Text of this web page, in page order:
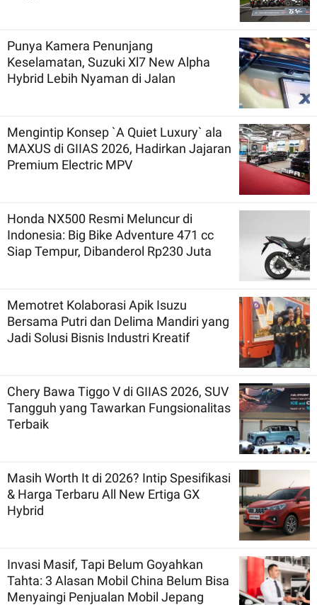
Punya Kamera Penunjang
Keselamatan, Suzuki Xl7 New Alpha
Hybrid Lebih Nyaman di Jalan
Mengintip Konsep `A Quiet Luxury` ala
MAXUS di GIIAS 2026, Hadirkan Jajaran
Premium Electric MPV
Honda NX500 Resmi Meluncur di
Indonesia: Big Bike Adventure 471 cc
Siap Tempur, Dibanderol Rp230 Juta
Memotret Kolaborasi Apik Isuzu
Bersama Putri dan Delima Mandiri yang
Jadi Solusi Bisnis Industri Kreatif
Chery Bawa Tiggo V di GIIAS 2026, SUV
Tangguh yang Tawarkan Fungsionalitas
Terbaik
Masih Worth It di 2026? Intip Spesifikasi
& Harga Terbaru All New Ertiga GX
Hybrid
Invasi Masif, Tapi Belum Goyahkan
Tahta: 3 Alasan Mobil China Belum Bisa
Menyaingi Penjualan Mobil Jepang